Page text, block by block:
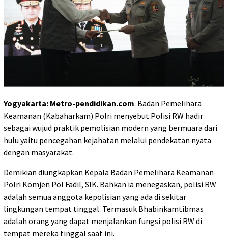
Yogyakarta: Metro-pendidikan.com. Badan Pemelihara
Keamanan (Kabaharkam) Polri menyebut Polisi RW hadir
sebagai wujud praktik pemolisian modern yang bermuara dari
hulu yaitu pencegahan kejahatan melalui pendekatan nyata
dengan masyarakat.
Demikian diungkapkan Kepala Badan Pemelihara Keamanan
Polri Komjen Pol Fadil, SIK. Bahkan ia menegaskan, polisi RW
adalah semua anggota kepolisian yang ada di sekitar
lingkungan tempat tinggal. Termasuk Bhabinkamtibmas
adalah orang yang dapat menjalankan fungsi polisi RW di
tempat mereka tinggal saat ini.